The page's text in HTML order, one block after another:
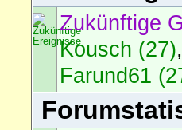
Zukünftige
Kousch (27),
Farund61